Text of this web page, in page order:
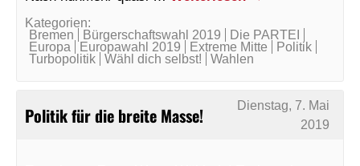
Kategorien:
Bremen
Bürgerschaftswahl 2019
Die PARTEI
Europa
Europawahl 2019 Extreme Mitte
Politik
Turbopolitik
Wähl dich selbst! Wahlen
Politik für die breite Masse!
Dienstag, 7. Mai
2019